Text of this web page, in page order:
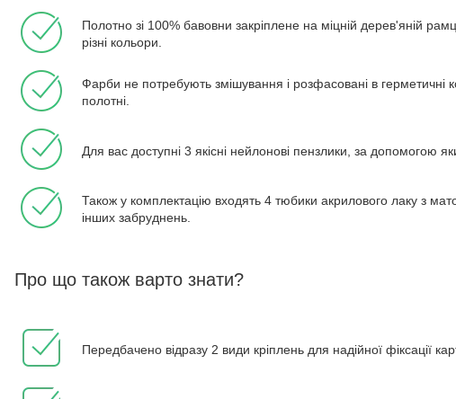
Полотно зі 100% бавовни закріплене на міцній дерев'яній
різні кольори.
Фарби не потребують змішування і розфасовані в герметичні
полотні.
Для вас доступні 3 якісні нейлонові пензлики, за допомогою
Також у комплектацію входять 4 тюбики акрилового лаку з
інших забруднень.
Про що також варто знати?
Передбачено відразу 2 види кріплень для надійної фіксації